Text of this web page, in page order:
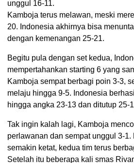
unggul 16-11.
Kamboja terus melawan, meski
20. Indonesia akhirnya bisa
dengan kemenangan 25-21.
Begitu pula dengan set kedua,
mempertahankan starting 6 yang
Kamboja sempat berbagi poin 3-3,
melaju hingga 9-5. Indonesia
hingga angka 23-13 dan ditutup 25-
Tak ingin kalah lagi, Kamboja
perlawanan dan sempat unggul 3-1.
semakin ketat, kedua tim terus
Setelah itu beberapa kali smas